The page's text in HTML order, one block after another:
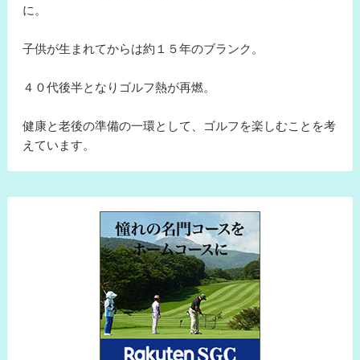
に。
子供が生まれてからは約１５年のブランク。
４０代後半となりゴルフ熱が再燃。
健康と老後の準備の一環として、ゴルフを楽しむことを考
えています。